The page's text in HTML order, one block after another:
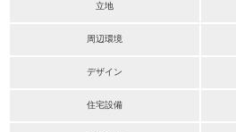
立地
周辺環境
デザイン
住宅設備